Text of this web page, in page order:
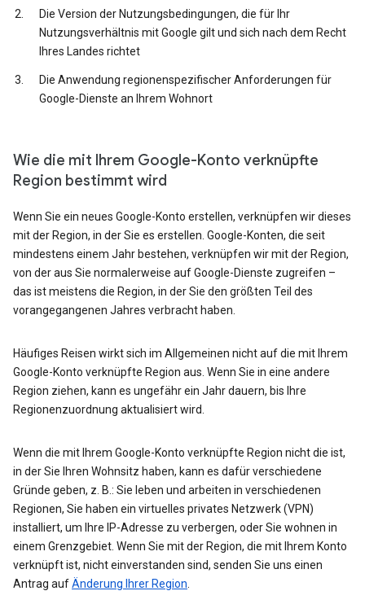
Die Version der Nutzungsbedingungen, die für Ihr
Nutzungsverhältnis mit Google gilt und sich nach dem Recht
Ihres Landes richtet
Die Anwendung regionenspezifischer Anforderungen für
Google-Dienste an Ihrem Wohnort
Wie die mit Ihrem Google-Konto verknüpfte
Region bestimmt wird
Wenn Sie ein neues Google-Konto erstellen, verknüpfen wir dieses
mit der Region, in der Sie es erstellen. Google-Konten, die seit
mindestens einem Jahr bestehen, verknüpfen wir mit der Region,
von der aus Sie normalerweise auf Google-Dienste zugreifen –
das ist meistens die Region, in der Sie den größten Teil des
vorangegangenen Jahres verbracht haben.
Häufiges Reisen wirkt sich im Allgemeinen nicht auf die mit Ihrem
Google-Konto verknüpfte Region aus. Wenn Sie in eine andere
Region ziehen, kann es ungefähr ein Jahr dauern, bis Ihre
Regionenzuordnung aktualisiert wird.
Wenn die mit Ihrem Google-Konto verknüpfte Region nicht die ist,
in der Sie Ihren Wohnsitz haben, kann es dafür verschiedene
Gründe geben, z. B.: Sie leben und arbeiten in verschiedenen
Regionen, Sie haben ein virtuelles privates Netzwerk (VPN)
installiert, um Ihre IP-Adresse zu verbergen, oder Sie wohnen in
einem Grenzgebiet. Wenn Sie mit der Region, die mit Ihrem Konto
verknüpft ist, nicht einverstanden sind, senden Sie uns einen
Antrag aufÄnderung Ihrer Region